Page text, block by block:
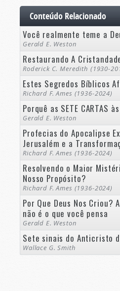
Conteúdo Relacionado
Você realmente teme a
Gerald E. Weston
Restaurando A
Roderick C. Meredith (1930-
Estes Segredos Bíblicos
Richard F. Ames (1936-2024)
Porquê as SETE CARTAS
Gerald E. Weston
Profecias do Apocalipse
Jerusalém e a
Richard F. Ames (1936-2024)
Resolvendo o Maior
Nosso Propósito?
Richard F. Ames (1936-2024)
Por Que Deus Nos Criou?
não é o que você pensa
Gerald E. Weston
Sete sinais do Anticristo
Wallace G. Smith